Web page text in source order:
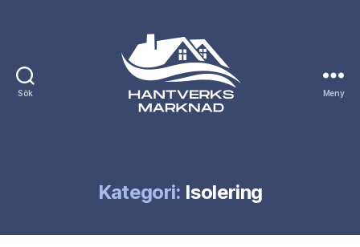
Sök Meny
Kategori: Isolering